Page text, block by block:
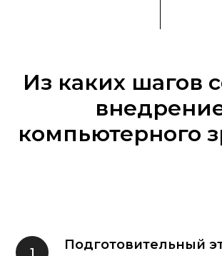
Из каких шагов
компьютерного
Подготовительный